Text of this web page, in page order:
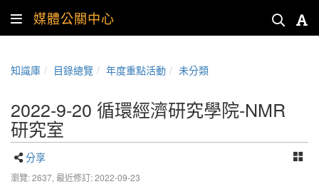
媒體公關中心
知識庫 目錄總覽 年度重點活動 未分類
2022-9-20 循環經濟研究學院-NMR
研究室
分享
瀏覽: 2637, 最近修訂: 2022-09-23